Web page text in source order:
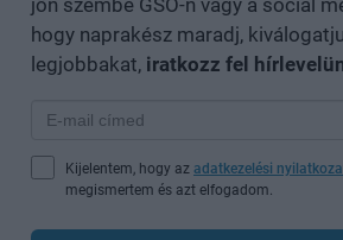
jön szembe GSO-n vagy a social
hogy naprakész maradj,
legjobbakat, iratkozz fel
Kijelentem, hogy az adatkezelési
megismertem és azt elfogadom.